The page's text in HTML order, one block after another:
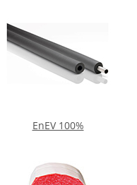
EnEV 100%